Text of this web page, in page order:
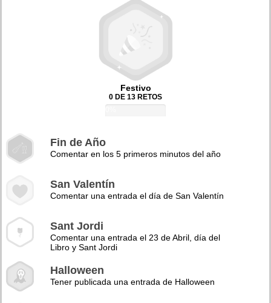
Festivo
0 DE 13 RETOS
Fin de Año
Comentar en los 5 primeros minutos del año
San Valentín
Comentar una entrada el día de San Valentín
Sant Jordi
Comentar una entrada el 23 de Abril, día del
Libro y Sant Jordi
Halloween
Tener publicada una entrada de Halloween